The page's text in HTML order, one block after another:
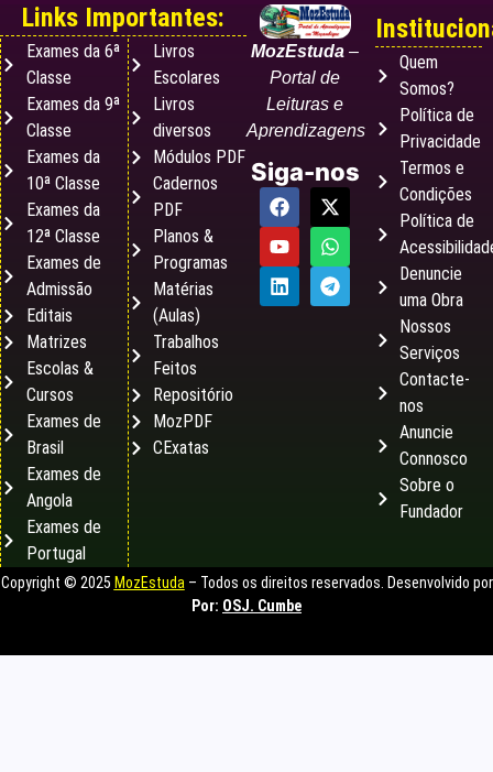
MozEstuda –
Portal de
Leituras e
Aprendizagens
Siga-nos
Quem
Somos?
Política de
Privacidade
Termos e
Condições
Política de
Denuncie
uma Obra
Nossos
Serviços
Contacte-
nos
Anuncie
Connosco
Sobre o
Fundador
Links Importantes:
Exames da 6ª
Classe
Exames da 9ª
Classe
Exames da
10ª Classe
Exames da
12ª Classe
Exames de
Admissão
Editais
Matrizes
Escolas &
Cursos
Exames de
Brasil
Exames de
Angola
Exames de
Portugal
Livros
Escolares
Livros
diversos
Módulos PDF
Cadernos
PDF
Planos &
Programas
Matérias
(Aulas)
Trabalhos
Feitos
Repositório
MozPDF
CExatas
Copyright © 2025 MozEstuda – Todos os direitos reservados. Desenvolvido por
Por: OSJ. Cumbe